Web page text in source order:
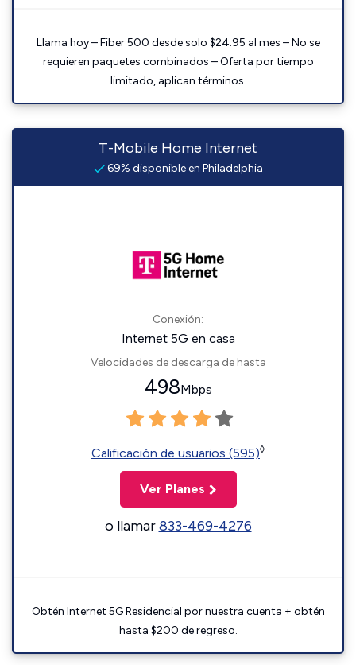
Llama hoy – Fiber 500 desde solo $24.95 al mes – No se
requieren paquetes combinados – Oferta por tiempo
limitado, aplican términos.
T-Mobile Home Internet
69% disponible en Philadelphia
Conexión:
Internet 5G en casa
Velocidades de descarga de hasta
498Mbps
Calificación de usuarios (595)◊
Ver Planes
o llamar833-469-4276
Obtén Internet 5G Residencial por nuestra cuenta + obtén
hasta $200 de regreso.